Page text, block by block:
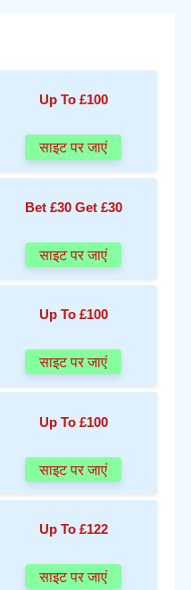
Up To £100
साइट पर जाएं
Bet £30 Get £30
साइट पर जाएं
Up To £100
साइट पर जाएं
Up To £100
साइट पर जाएं
Up To £122
साइट पर जाएं